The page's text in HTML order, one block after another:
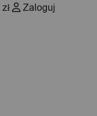
zł
Zaloguj